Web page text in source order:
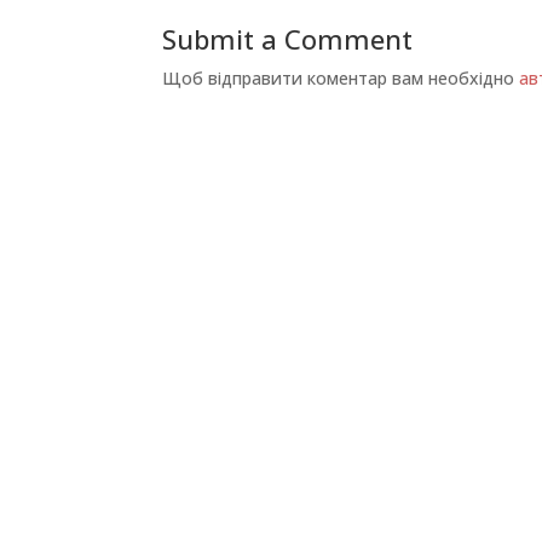
Submit a Comment
Щоб відправити коментар вам необхідно